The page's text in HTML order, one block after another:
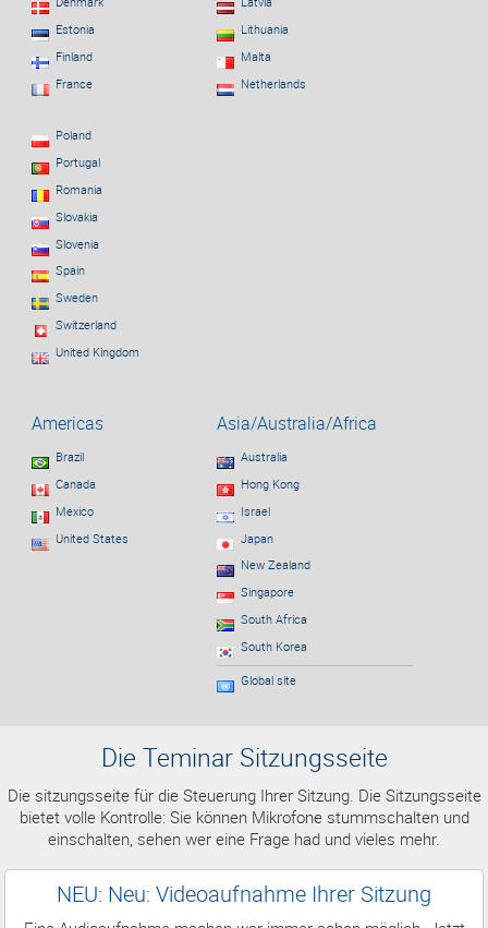
Estonia
Finland
France
Lithuania
Malta
Netherlands
Poland
Portugal
Romania
Slovakia
Slovenia
Spain
Sweden
Switzerland
United Kingdom
Americas
Brazil
Canada
Mexico
United States
Asia/Australia/Africa
Australia
Hong Kong
Israel
Japan
New Zealand
Singapore
South Africa
South Korea
Global site
Die Teminar Sitzungsseite
Die sitzungsseite für die Steuerung Ihrer Sitzung. Die Sitzungsseite
bietet volle Kontrolle: Sie können Mikrofone stummschalten und
einschalten, sehen wer eine Frage had und vieles mehr.
NEU: Neu: Videoaufnahme Ihrer Sitzung